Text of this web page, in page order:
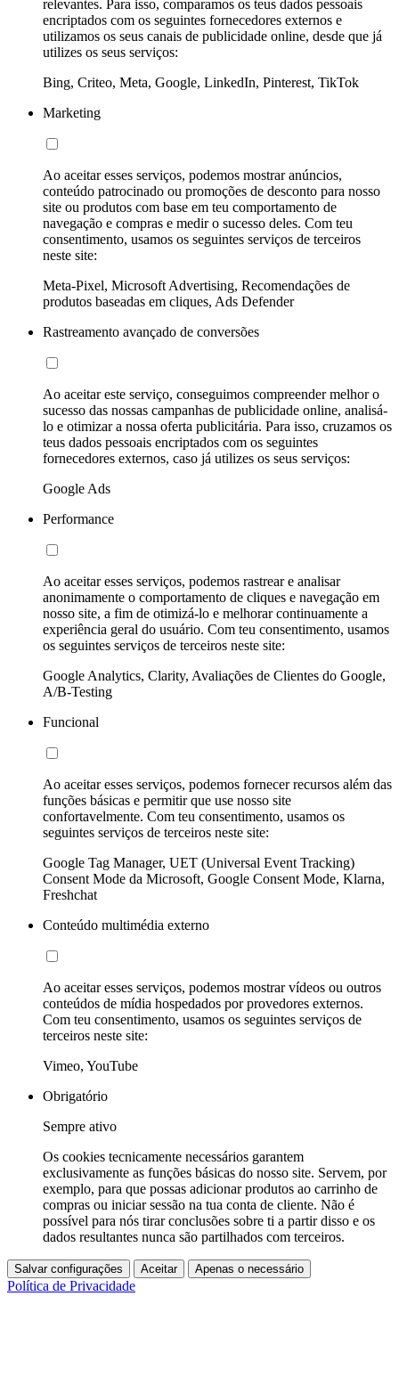
relevantes. Para isso, comparamos os teus dados pessoais
encriptados com os seguintes fornecedores externos e
utilizamos os seus canais de publicidade online, desde que já
utilizes os seus serviços:
Bing, Criteo, Meta, Google, LinkedIn, Pinterest, TikTok
Marketing
Ao aceitar esses serviços, podemos mostrar anúncios,
conteúdo patrocinado ou promoções de desconto para nosso
site ou produtos com base em teu comportamento de
navegação e compras e medir o sucesso deles. Com teu
consentimento, usamos os seguintes serviços de terceiros
neste site:
Meta-Pixel, Microsoft Advertising, Recomendações de
produtos baseadas em cliques, Ads Defender
Rastreamento avançado de conversões
Ao aceitar este serviço, conseguimos compreender melhor o
sucesso das nossas campanhas de publicidade online, analisá-
lo e otimizar a nossa oferta publicitária. Para isso, cruzamos os
teus dados pessoais encriptados com os seguintes
fornecedores externos, caso já utilizes os seus serviços:
Google Ads
Performance
Ao aceitar esses serviços, podemos rastrear e analisar
anonimamente o comportamento de cliques e navegação em
nosso site, a fim de otimizá-lo e melhorar continuamente a
experiência geral do usuário. Com teu consentimento, usamos
os seguintes serviços de terceiros neste site:
Google Analytics, Clarity, Avaliações de Clientes do Google,
A/B-Testing
Funcional
Ao aceitar esses serviços, podemos fornecer recursos além das
funções básicas e permitir que use nosso site
confortavelmente. Com teu consentimento, usamos os
seguintes serviços de terceiros neste site:
Google Tag Manager, UET (Universal Event Tracking)
Consent Mode da Microsoft, Google Consent Mode, Klarna,
Freshchat
Conteúdo multimédia externo
Ao aceitar esses serviços, podemos mostrar vídeos ou outros
conteúdos de mídia hospedados por provedores externos.
Com teu consentimento, usamos os seguintes serviços de
terceiros neste site:
Vimeo, YouTube
Obrigatório
Sempre ativo
Os cookies tecnicamente necessários garantem
exclusivamente as funções básicas do nosso site. Servem, por
exemplo, para que possas adicionar produtos ao carrinho de
compras ou iniciar sessão na tua conta de cliente. Não é
possível para nós tirar conclusões sobre ti a partir disso e os
dados resultantes nunca são partilhados com terceiros.
Salvar configurações Aceitar Apenas o necessário
Política de Privacidade